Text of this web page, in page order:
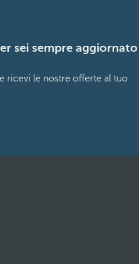
sei sempre aggiornato
ricevi le nostre offerte al tuo